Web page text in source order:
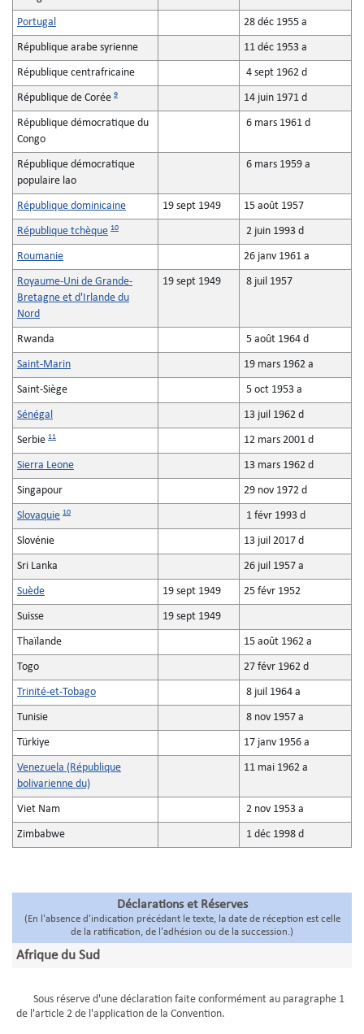
Portugal 28 déc 1955 a
République arabe syrienne 11 déc 1953 a
République centrafricaine 4 sept 1962 d
République de Corée 9 14 juin 1971 d
République démocratique du
Congo
6 mars 1961 d
République démocratique
populaire lao
6 mars 1959 a
République dominicaine 19 sept 1949 15 août 1957
République tchèque 10 2 juin 1993 d
Roumanie 26 janv 1961 a
Royaume-Uni de Grande-
Bretagne et d'Irlande du
Nord
19 sept 1949 8 juil 1957
Rwanda 5 août 1964 d
Saint-Marin 19 mars 1962 a
Saint-Siège 5 oct 1953 a
Sénégal 13 juil 1962 d
Serbie 11 12 mars 2001 d
Sierra Leone 13 mars 1962 d
Singapour 29 nov 1972 d
Slovaquie 10 1 févr 1993 d
Slovénie 13 juil 2017 d
Sri Lanka 26 juil 1957 a
Suède 19 sept 1949 25 févr 1952
Suisse 19 sept 1949
Thaïlande 15 août 1962 a
Togo 27 févr 1962 d
Trinité-et-Tobago 8 juil 1964 a
Tunisie 8 nov 1957 a
Türkiye 17 janv 1956 a
Venezuela (République
bolivarienne du)
11 mai 1962 a
Viet Nam 2 nov 1953 a
Zimbabwe 1 déc 1998 d
Déclarations et Réserves
(En l'absence d'indication précédant le texte, la date de réception est celle
de la ratification, de l'adhésion ou de la succession.)
Afrique du Sud
Sous réserve d'une déclaration faite conformément au paragraphe 1
de l'article 2 de l'application de la Convention.